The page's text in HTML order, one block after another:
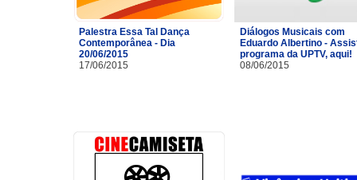
Palestra Essa Tal Dança
Contemporânea - Dia
20/06/2015
17/06/2015
Diálogos Musicais com
Eduardo Albertino -
programa da UPTV, aqui!
08/06/2015